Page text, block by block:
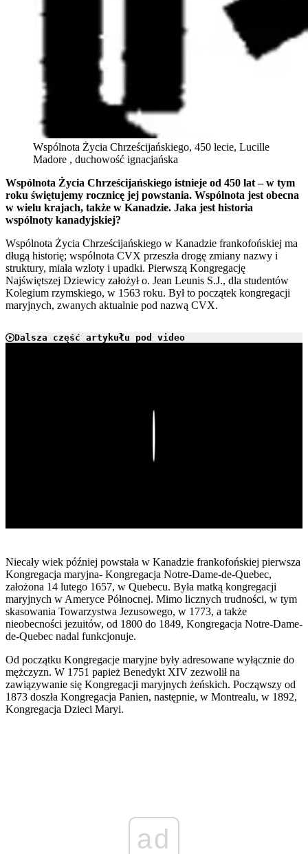
Wspólnota Życia Chrześcijańskiego, 450 lecie, Lucille
Madore , duchowość ignacjańska
Wspólnota Życia Chrześcijańskiego istnieje od 450 lat – w tym
roku świętujemy rocznicę jej powstania. Wspólnota jest obecna
w wielu krajach, także w Kanadzie. Jaka jest historia
wspólnoty kanadyjskiej?
Wspólnota Życia Chrześcijańskiego w Kanadzie frankofońskiej ma
długą historię; wspólnota CVX przeszła drogę zmiany nazwy i
struktury, miała wzloty i upadki. Pierwszą Kongregację
Najświętszej Dziewicy założył o. Jean Leunis S.J., dla studentów
Kolegium rzymskiego, w 1563 roku. Był to początek kongregacji
maryjnych, zwanych aktualnie pod nazwą CVX.
Dalsza część artykułu pod video
Niecały wiek później powstała w Kanadzie frankofońskiej pierwsza
Kongregacja maryjna- Kongregacja Notre-Dame-de-Quebec,
założona 14 lutego 1657, w Quebecu. Była matką kongregacji
maryjnych w Ameryce Północnej. Mimo licznych trudności, w tym
skasowania Towarzystwa Jezusowego, w 1773, a także
nieobecności jezuitów, od 1800 do 1849, Kongregacja Notre-Dame-
de-Quebec nadal funkcjonuje.
Od początku Kongregacje maryjne były adresowane wyłącznie do
mężczyzn. W 1751 papież Benedykt XIV zezwolił na
zawiązywanie się Kongregacji maryjnych żeńskich. Począwszy od
1873 doszła Kongregacja Panien, następnie, w Montrealu, w 1892,
Kongregacja Dzieci Maryi.
ad